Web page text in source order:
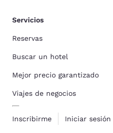
Servicios
Reservas
Buscar un hotel
Mejor precio garantizado
Viajes de negocios
Inscribirme Iniciar sesión